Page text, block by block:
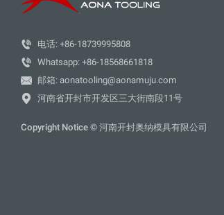
 电话: +86-18739995808
 Whatsapp: +86-18568661818
 邮箱: aonatooling@aonamuju.com
 河南省开封市开发区三大街南段11号
Copyright Notice © 河南开封奥纳模具有限公司